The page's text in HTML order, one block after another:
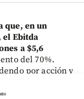
que, en un
el Ebitda
a $5,6
del 70%.
por acción y
(TSR) de